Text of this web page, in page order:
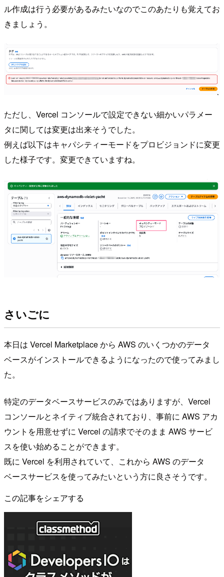
ル作成は行う必要があるみたいなのでこのあたりも覚えてお
きましょう。
ただし、Vercel コンソールで設定できない細かいパラメー
タに関しては変更は出来そうでした。
例えば以下はキャパシティーモードをプロビジョンドに変更
した様子です。変更できていますね。
さいごに
本日は Vercel Marketplace から AWS のいくつかのデータ
ベースがインストールできるようになったので使ってみまし
た。
特定のデータベースサービスのみではありますが、Vercel
コンソールとネイティブ統合されており、事前に AWS アカ
ウントを用意せずに Vercel の請求でそのまま AWS サービ
スを使い始めることができます。
既に Vercel を利用されていて、これから AWS のデータ
ベースサービスを使ってみたいという方に良さそうです。
この記事をシェアする